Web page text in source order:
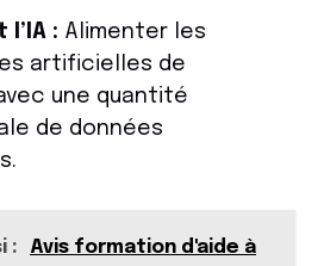
l’IA : Alimenter les
artificielles de
une quantité
de données
:
Avis formation d'aide à